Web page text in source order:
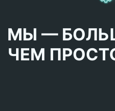
МЫ —
ЧЕМ